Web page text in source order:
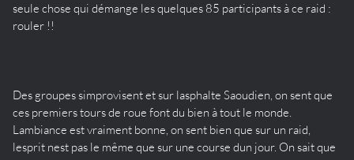
seule chose qui démange les quelques 85 participants à ce raid :
rouler !!
Des groupes simprovisent et sur lasphalte Saoudien, on sent que
ces premiers tours de roue font du bien à tout le monde.
Lambiance est vraiment bonne, on sent bien que sur un raid,
lesprit nest pas le même que sur une course dun jour. On sait que